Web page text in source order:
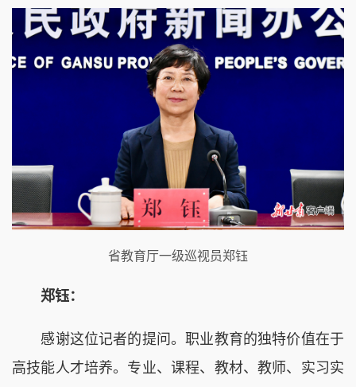
省教育厅一级巡视员郑钰
郑钰：
感谢这位记者的提问。职业教育的独特价值在于
高技能人才培养。专业、课程、教材、教师、实习实